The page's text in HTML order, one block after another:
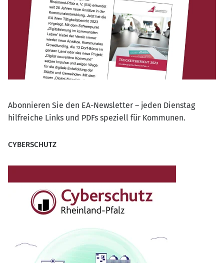
Abonnieren Sie den EA-Newsletter – jeden Dienstag
hilfreiche Links und PDFs speziell für Kommunen.
CYBERSCHUTZ